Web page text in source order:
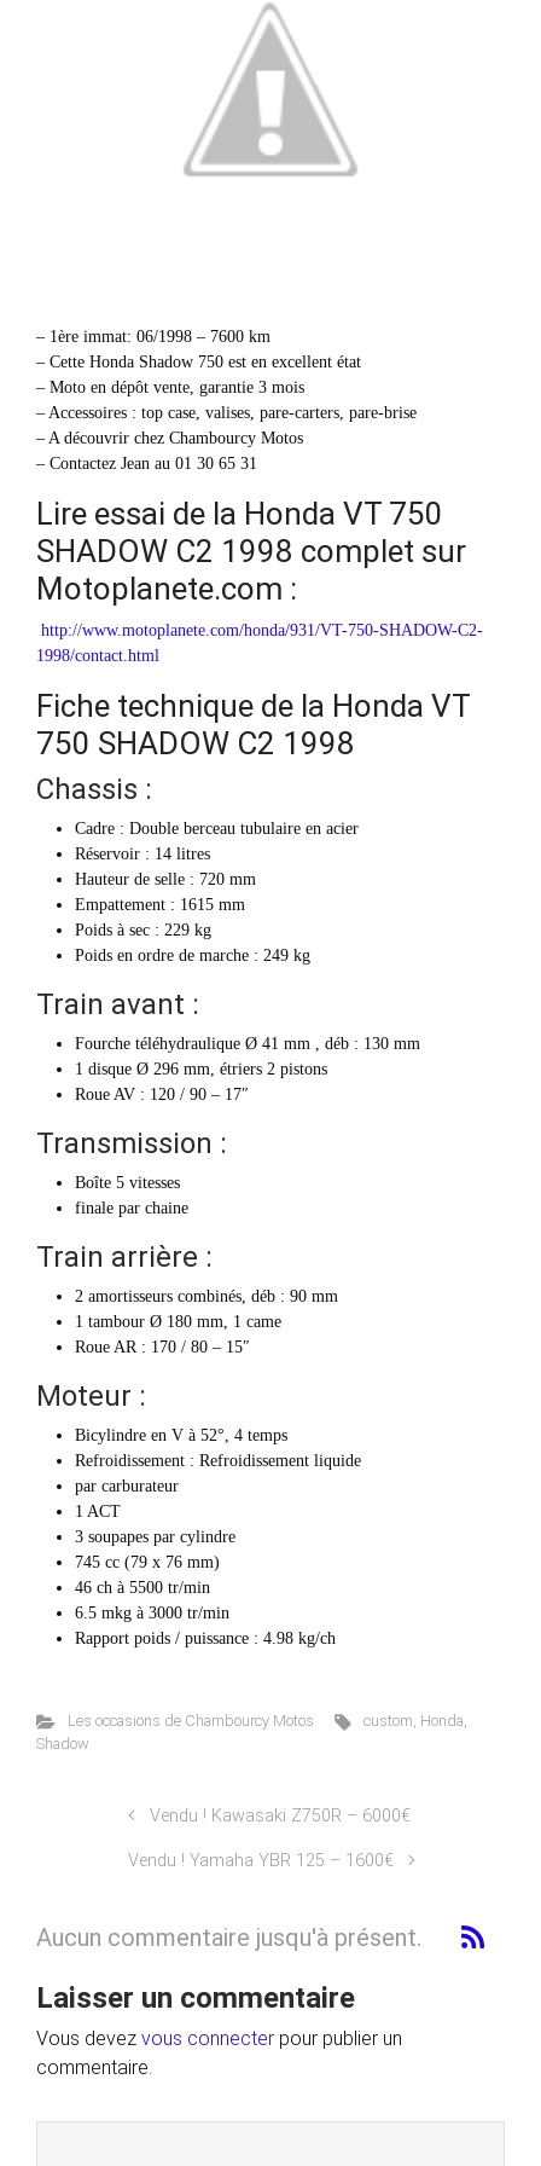
– 1ère immat: 06/1998 – 7600 km
– Cette Honda Shadow 750 est en excellent état
– Moto en dépôt vente, garantie 3 mois
– Accessoires : top case, valises, pare-carters, pare-brise
– A découvrir chez Chambourcy Motos
– Contactez Jean au 01 30 65 31
Lire essai de la Honda VT 750
SHADOW C2 1998 complet sur
Motoplanete.com :
http://www.motoplanete.com/honda/931/VT-750-SHADOW-C2-
1998/contact.html
Fiche technique de la Honda VT
750 SHADOW C2 1998
Chassis :
Cadre : Double berceau tubulaire en acier
Réservoir : 14 litres
Hauteur de selle : 720 mm
Empattement : 1615 mm
Poids à sec : 229 kg
Poids en ordre de marche : 249 kg
Train avant :
Fourche téléhydraulique Ø 41 mm , déb : 130 mm
1 disque Ø 296 mm, étriers 2 pistons
Roue AV : 120 / 90 – 17″
Transmission :
Boîte 5 vitesses
finale par chaine
Train arrière :
2 amortisseurs combinés, déb : 90 mm
1 tambour Ø 180 mm, 1 came
Roue AR : 170 / 80 – 15″
Moteur :
Bicylindre en V à 52°, 4 temps
Refroidissement : Refroidissement liquide
par carburateur
1 ACT
3 soupapes par cylindre
745 cc (79 x 76 mm)
46 ch à 5500 tr/min
6.5 mkg à 3000 tr/min
Rapport poids / puissance : 4.98 kg/ch
Les occasions de Chambourcy Motos custom, Honda,
Shadow
Vendu ! Kawasaki Z750R – 6000€
Vendu ! Yamaha YBR 125 – 1600€
Aucun commentaire jusqu'à présent.
Laisser un commentaire
Vous devez vous connecter pour publier un
commentaire.